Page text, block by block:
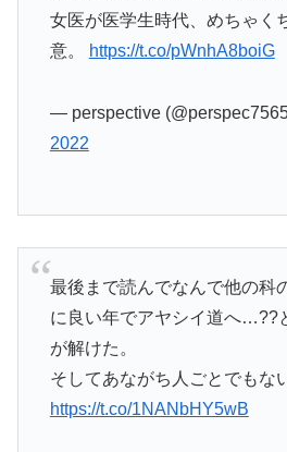
女医が医学生時代、めちゃく
意。
https://t.co/pWnhA8boiG
— perspective
2022
最後まで読んでなんで他の科
に良い年でアヤシイ道へ…??
が解けた。
そしてあながち人ごとでもな
https://t.co/1NANbHY5wB